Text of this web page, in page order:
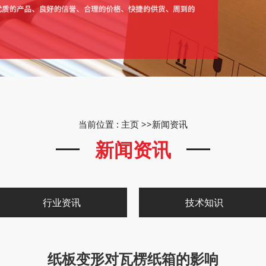
当前位置 : 主页 >>新闻资讯
新闻资讯
行业资讯 技术知识
纸板变形对瓦楞纸箱的影响